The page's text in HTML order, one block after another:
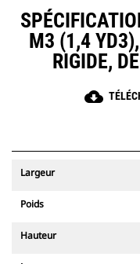
M3 (1,4
RIGIDE,
cloud_download
Largeur
Poids
Hauteur